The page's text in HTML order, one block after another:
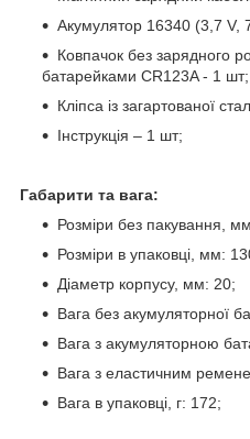
Акумулятор 16340 (3,7 V,
Ковпачок без зарядного
батарейками CR123A - 1 шт;
Кліпса із загартованої
Інструкція – 1 шт;
Габарити та вага:
Розміри без пакування,
Розміри в упаковці, мм:
Діаметр корпусу, мм: 20;
Вага без акумуляторної
Вага з акумуляторною
Вага з еластичним
Вага в упаковці, г: 172;